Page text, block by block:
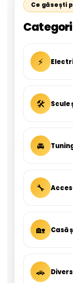
Ce găsești
⚡
🛠 Scule
🚘
🔧
🏡 Casă
🚗